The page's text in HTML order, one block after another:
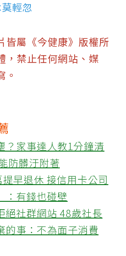
輕忽
皆屬《今健康》版權所
，禁止任何網站、媒
。
？家事達人教1分鐘清
防髒汙附著
早退休 接信用卡公司
：有錢也碰壁
絕社群網站 48歲社長
的事：不為面子消費